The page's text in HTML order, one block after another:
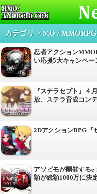
カテゴリ > MO / MMORPG
忍者アクション
い応援5大キャンペー
『ステラセプト』４
放、ステラ育成コン
2DアクションRPG『
アソビモが開催する
額が総額1000万に決